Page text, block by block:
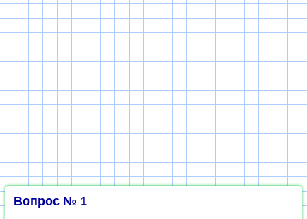
Вопрос № 1